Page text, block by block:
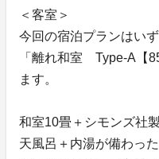
＜客室＞
今回の宿泊プランはい
「離れ和室 Type-A【
ます。
和室10畳＋シモンズ社
天風呂＋内湯が備わった